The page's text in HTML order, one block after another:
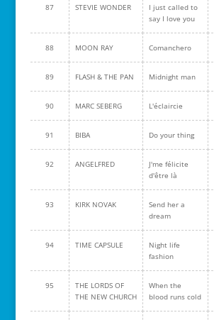
87 STEVIE WONDER
I just called to
say I love you
88 MOON RAY Comanchero
89 FLASH & THE PAN Midnight man
90 MARC SEBERG L'éclaircie
91 BIBA Do your thing
92 ANGELFRED
J'me félicite
d'être là
93 KIRK NOVAK
Send her a
dream
94 TIME CAPSULE
Night life
fashion
95
THE LORDS OF
THE NEW CHURCH
When the
blood runs cold